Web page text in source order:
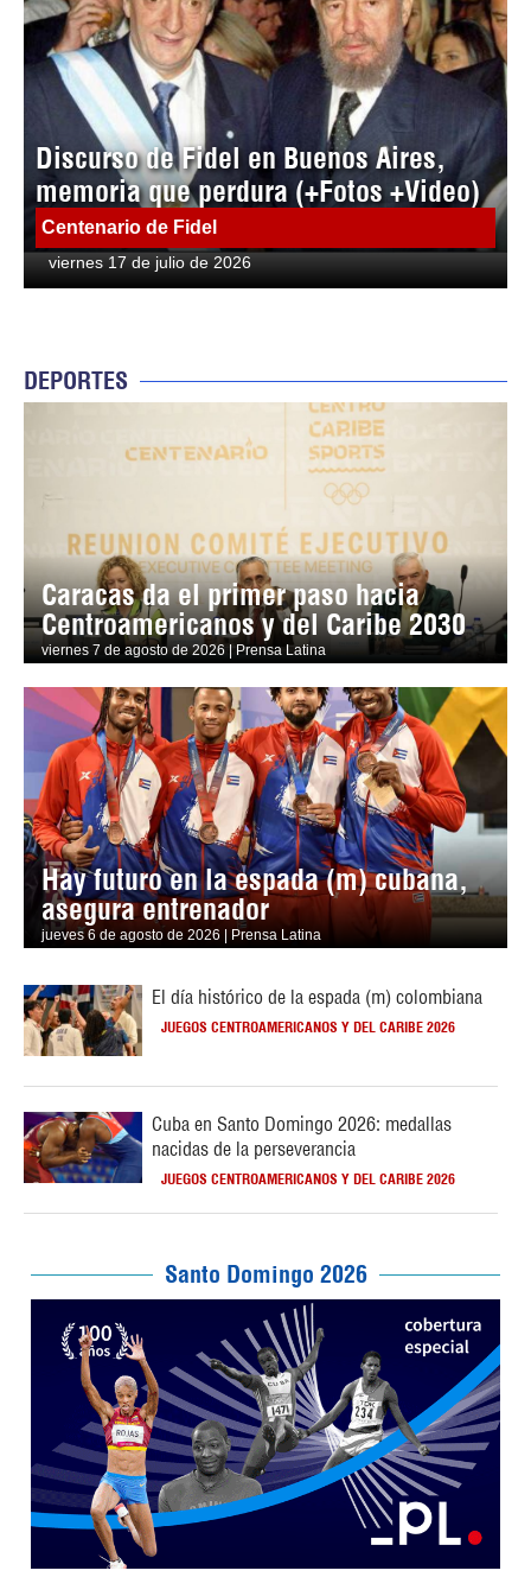
Discurso de Fidel en Buenos Aires,
memoria que perdura (+Fotos +Video)
Centenario de Fidel
viernes 17 de julio de 2026
DEPORTES
Caracas da el primer paso hacia
Centroamericanos y del Caribe 2030
viernes 7 de agosto de 2026 | Prensa Latina
Hay futuro en la espada (m) cubana,
asegura entrenador
jueves 6 de agosto de 2026 | Prensa Latina
El día histórico de la espada (m) colombiana
JUEGOS CENTROAMERICANOS Y DEL CARIBE 2026
Cuba en Santo Domingo 2026: medallas
nacidas de la perseverancia
JUEGOS CENTROAMERICANOS Y DEL CARIBE 2026
Santo Domingo 2026